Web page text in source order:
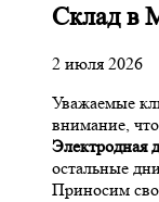
Склад в
2 июля 2026
Уважаемые
внимание,
Электродная
остальные
Приносим